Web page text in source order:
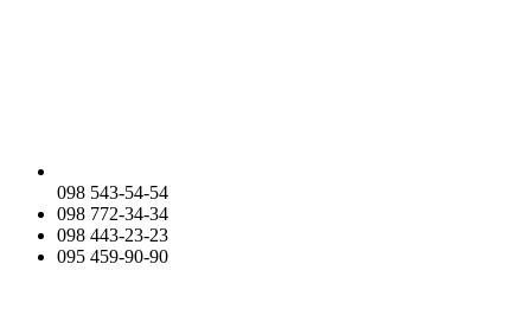
098 543-54-54
098 772-34-34
098 443-23-23
095 459-90-90